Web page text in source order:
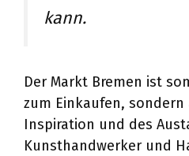
kann.
Der Markt Bremen ist
zum Einkaufen,
Inspiration und des
Kunsthandwerker und